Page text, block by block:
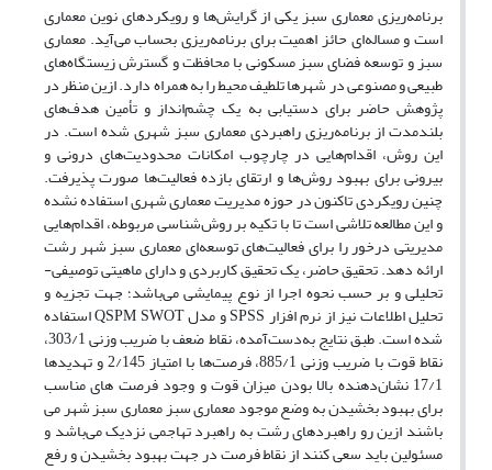
برنامه‌ریزی معماری سبز یکی از گرایش‌ها و رویکردهای نوین معماری
است و مساله‌ای حائز اهمیت برای برنامه‌ریزی بحساب می‌آید. معماری
سبز و توسعه فضای سبز مسکونی با محافظت و گسترش زیستگاه‌های
طبیعی و مصنوعی در شهرها تلطیف محیط را به همراه دارد. ازین منظر در
پژوهش حاضر برای دستیابی به یک چشم‌انداز و تأمین هدف‌های
بلندمدت از برنامه‌ریزی راهبردی معماری سبز شهری شده است. در
این روش، اقدام‌هایی در چارچوب امکانات محدودیت‌های درونی و
بیرونی برای بهبود روش‌ها و ارتقای بازده فعالیت‌ها صورت پذیرفت.
چنین رویکردی تاکنون در حوزه مدیریت معماری شهری استفاده نشده
و این مطالعه تلاشی است تا با تکیه بر روش‌شناسی مربوطه، اقدام‌هایی
مدیریتی درخور را برای فعالیت‌های توسعه‌ای معماری سبز شهر رشت
ارائه دهد. تحقیق حاضر، یک تحقیق کاربردی و دارای ماهیتی توصیفی-
تحلیلی و بر حسب نحوه اجرا از نوع پیمایشی می‌باشد؛ جهت تجزیه و
تحلیل اطلاعات نیز از نرم افزار‌ SPSS و مدل QSPM SWOT استفاده
شده است. طبق نتایج به‌دست‌آمده، نقاط ضعف با ضریب وزنی 303/1،
نقاط قوت با ضریب وزنی 885/1، فرصت‌ها با امتیاز 2/145 و تهدیدها
17/1 نشان‌دهنده بالا بودن میزان قوت و وجود فرصت های مناسب
برای بهبود بخشیدن به وضع موجود معماری سبز معماری سبز شهر می
باشند ازین رو راهبردهای رشت به راهبرد تهاجمی نزدیک می‌باشد و
مسئولین باید سعی کنند از نقاط فرصت در جهت بهبود بخشیدن و رفع